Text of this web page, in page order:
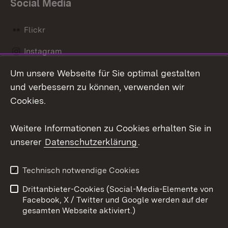
Social Media
Flickr
Instagram
Social Wall
Barrierefreiheit
Benutzungshinweise
Impressum
Cookies
Um unsere Webseite für Sie optimal gestalten
und verbessern zu können, verwenden wir
Cookies.
Weitere Informationen zu Cookies erhalten Sie in
unserer Datenschutzerklärung.
Technisch notwendige Cookies
Drittanbieter-Cookies (Social-Media-Elemente von
Facebook, X / Twitter und Google werden auf der
gesamten Webseite aktiviert.)